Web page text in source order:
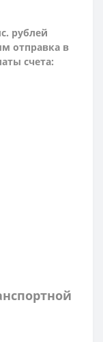
рублей
отправка в
счета: